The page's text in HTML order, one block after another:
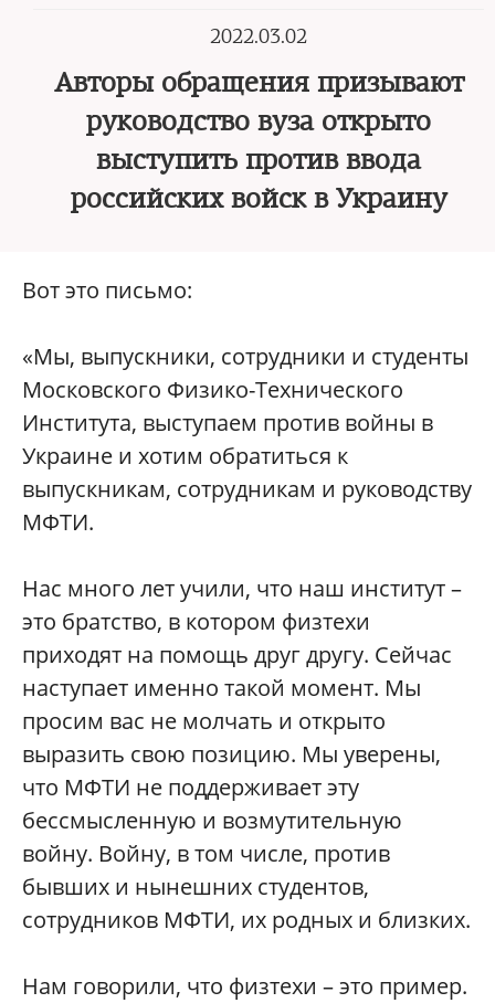
2022.03.02
Авторы обращения призывают
руководство вуза открыто
выступить против ввода
российских войск в Украину
Вот это письмо:
«Мы, выпускники, сотрудники и студенты
Московского Физико-Технического
Института, выступаем против войны в
Украине и хотим обратиться к
выпускникам, сотрудникам и руководству
МФТИ.
Нас много лет учили, что наш институт –
это братство, в котором физтехи
приходят на помощь друг другу. Сейчас
наступает именно такой момент. Мы
просим вас не молчать и открыто
выразить свою позицию. Мы уверены,
что МФТИ не поддерживает эту
бессмысленную и возмутительную
войну. Войну, в том числе, против
бывших и нынешних студентов,
сотрудников МФТИ, их родных и близких.
Нам говорили, что физтехи – это пример.